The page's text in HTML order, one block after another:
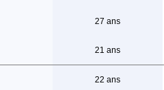
27 ans
21 ans
22 ans